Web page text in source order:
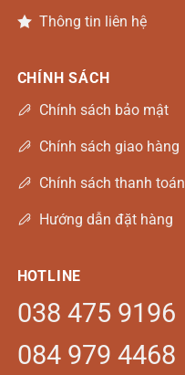
Thông tin liên hệ
CHÍNH SÁCH
Chính sách bảo mật
Chính sách giao hàng
Chính sách thanh toán
Hướng dẫn đặt hàng
HOTLINE
038 475 9196
084 979 4468